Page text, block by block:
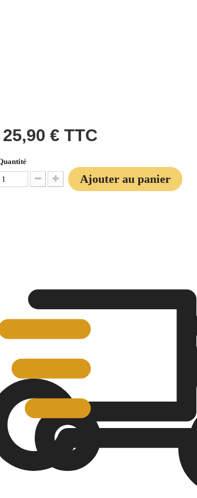
25,90 € TTC
Diminuer la quantité
Augmenter la quantité
Ajouter au panier